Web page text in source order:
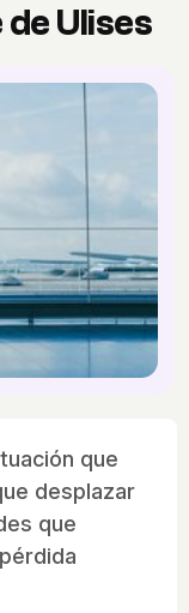
Ulises
que
desplazar
que